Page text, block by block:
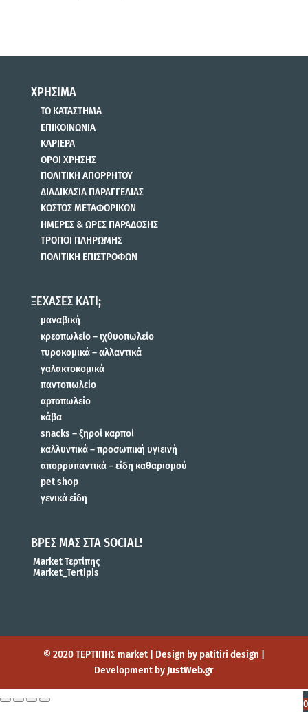
ΧΡΗΣΙΜΑ
ΤΟ ΚΑΤΑΣΤΗΜΑ
ΕΠΙΚΟΙΝΩΝΙΑ
ΚΑΡΙΕΡΑ
ΟΡΟΙ ΧΡΗΣΗΣ
ΠΟΛΙΤΙΚΗ ΑΠΟΡΡΗΤΟΥ
ΔΙΑΔΙΚΑΣΙΑ ΠΑΡΑΓΓΕΛΙΑΣ
ΚΟΣΤΟΣ ΜΕΤΑΦΟΡΙΚΩΝ
ΗΜΕΡΕΣ & ΩΡΕΣ ΠΑΡΑΔΟΣΗΣ
ΤΡΟΠΟΙ ΠΛΗΡΩΜΗΣ
ΠΟΛΙΤΙΚΗ ΕΠΙΣΤΡΟΦΩΝ
ΞΕΧΑΣΕΣ ΚΑΤΙ;
μαναβική
κρεοπωλείο – ιχθυοπωλείο
τυροκομικά – αλλαντικά
γαλακτοκομικά
παντοπωλείο
αρτοπωλείο
κάβα
snacks – ξηροί καρποί
καλλυντικά – προσωπική υγιεινή
απορρυπαντικά – είδη καθαρισμού
pet shop
γενικά είδη
ΒΡΕΣ ΜΑΣ ΣΤΑ SOCIAL!
Market Τερτίπης
Market_Tertipis
© 2020 ΤΕΡΤΙΠΗΣ market | Design by patitiri design |
Development by JustWeb.gr
0